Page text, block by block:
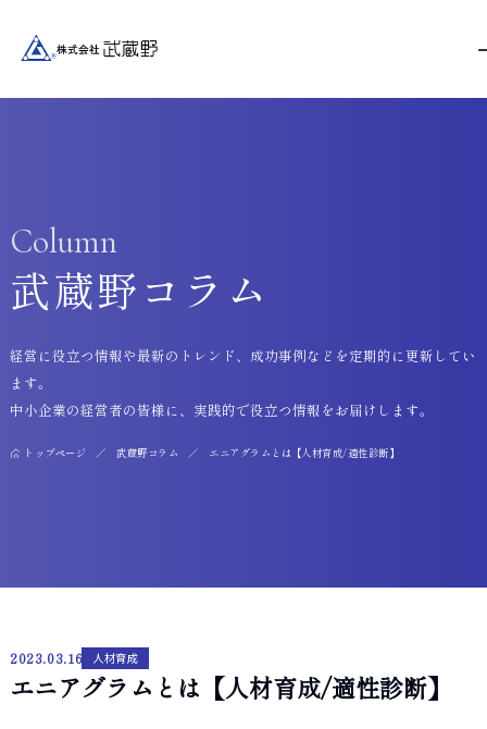
Column
武蔵野コラム
トップページ 武蔵野コラム エニアグラムとは【人材育成/適性診断】
経営に役立つ情報や最新のトレンド、成功事例などを定期的に更新してい
ます。
中小企業の経営者の皆様に、実践的で役立つ情報をお届けします。
2023.03.16 人材育成
エニアグラムとは【人材育成/適性診断】